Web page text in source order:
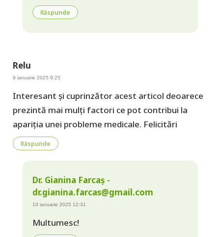
Răspunde
Relu
9 ianuarie 2025 9:25
Interesant și cuprinzător acest articol deoarece
prezintă mai mulți factori ce pot contribui la
apariția unei probleme medicale. Felicitări
Răspunde
Dr. Gianina Farcaș -
dr.gianina.farcas@gmail.com
10 ianuarie 2025 12:31
Multumesc!